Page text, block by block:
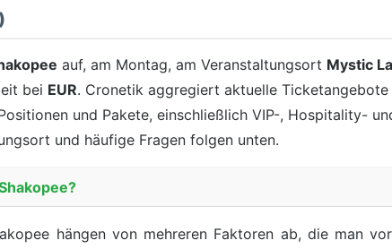
auf, am Montag, am Veranstaltungsort Mystic
bei EUR. Cronetik aggregiert aktuelle
und Pakete, einschließlich VIP-, Hospitality-
und häufige Fragen folgen unten.
hängen von mehreren Faktoren ab, die man